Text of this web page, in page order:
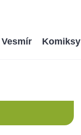
Vesmír Komiksy